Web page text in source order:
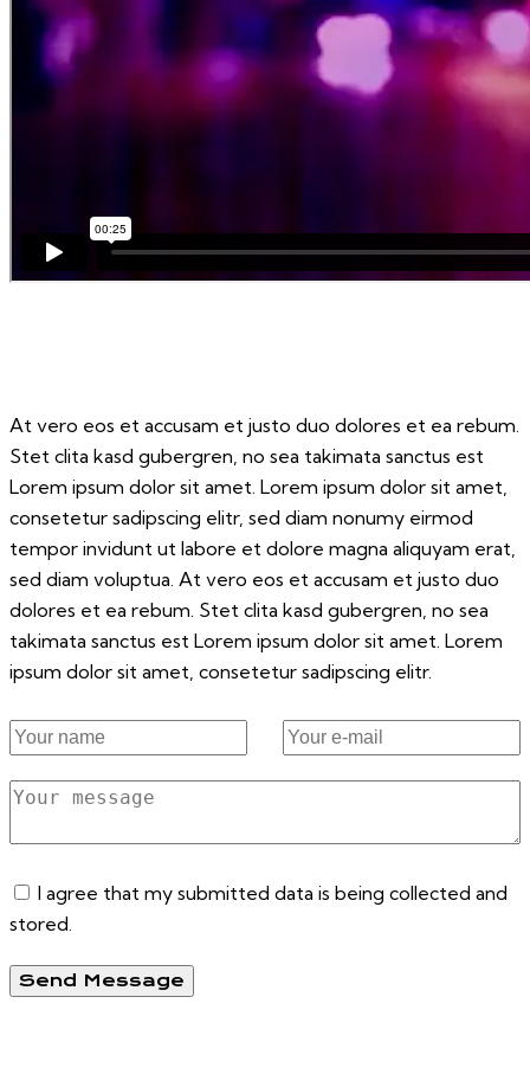
At vero eos et accusam et justo duo dolores et ea rebum.
Stet clita kasd gubergren, no sea takimata sanctus est
Lorem ipsum dolor sit amet. Lorem ipsum dolor sit amet,
consetetur sadipscing elitr, sed diam nonumy eirmod
tempor invidunt ut labore et dolore magna aliquyam erat,
sed diam voluptua. At vero eos et accusam et justo duo
dolores et ea rebum. Stet clita kasd gubergren, no sea
takimata sanctus est Lorem ipsum dolor sit amet. Lorem
ipsum dolor sit amet, consetetur sadipscing elitr.
I agree that my submitted data is being collected and
stored.
Send Message